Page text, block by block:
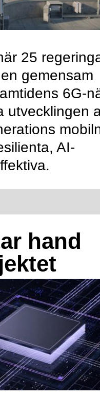
25
gemensam
6G-
utvecklingen
AI-
hand